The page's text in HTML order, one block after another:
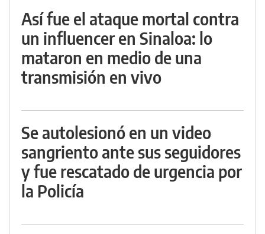
Así fue el ataque mortal contra
un influencer en Sinaloa: lo
mataron en medio de una
transmisión en vivo
Se autolesionó en un video
sangriento ante sus seguidores
y fue rescatado de urgencia por
la Policía